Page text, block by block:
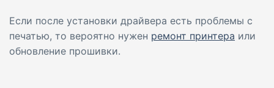
Если после установки драйвера есть проблемы с
печатью, то вероятно нужен ремонт принтера или
обновление прошивки.